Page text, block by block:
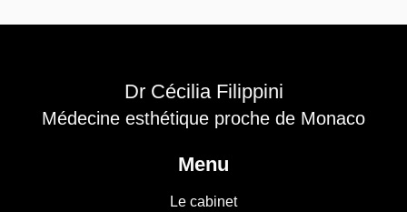
Dr Cécilia Filippini
Médecine esthétique proche de Monaco
Menu
Le cabinet